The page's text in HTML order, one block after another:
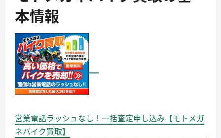
本情報
営業電話ラッシュなし！一括査定申し込み【モトメガ
ネバイク買取】